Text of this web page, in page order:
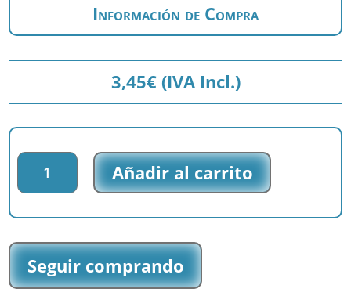
Información de Compra
3,45€ (IVA Incl.)
Parche
impreso
Lol
-
-
(6847_02)
cantidad
Añadir al carrito
Seguir comprando